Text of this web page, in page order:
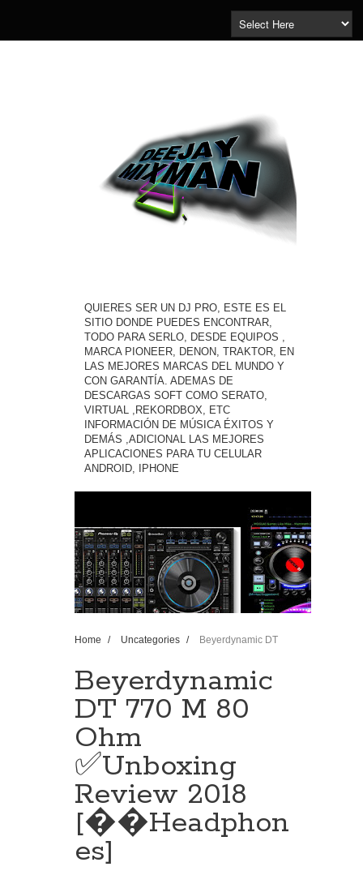
QUIERES SER UN DJ PRO, ESTE ES EL
SITIO DONDE PUEDES ENCONTRAR,
TODO PARA SERLO, DESDE EQUIPOS ,
MARCA PIONEER, DENON, TRAKTOR, EN
LAS MEJORES MARCAS DEL MUNDO Y
CON GARANTÍA. ADEMAS DE
DESCARGAS SOFT COMO SERATO,
VIRTUAL ,REKORDBOX, ETC
INFORMACIÓN DE MÚSICA ÉXITOS Y
DEMÁS ,ADICIONAL LAS MEJORES
APLICACIONES PARA TU CELULAR
ANDROID, IPHONE
Home / Uncategories /
Beyerdynamic DT
Beyerdynamic
DT 770 M 80
Ohm
✅Unboxing
Review 2018
[��Headphon
es]